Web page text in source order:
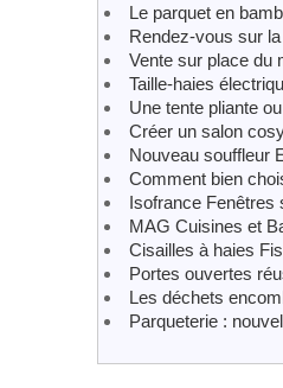
Le parquet en
Rendez-vous sur
Vente sur place du
Taille-haies
Une tente pliante
Créer un salon
Nouveau souffleur
Comment bien
Isofrance Fenêtres
MAG Cuisines et
Cisailles à haies
Portes ouvertes
Les déchets
Parqueterie :